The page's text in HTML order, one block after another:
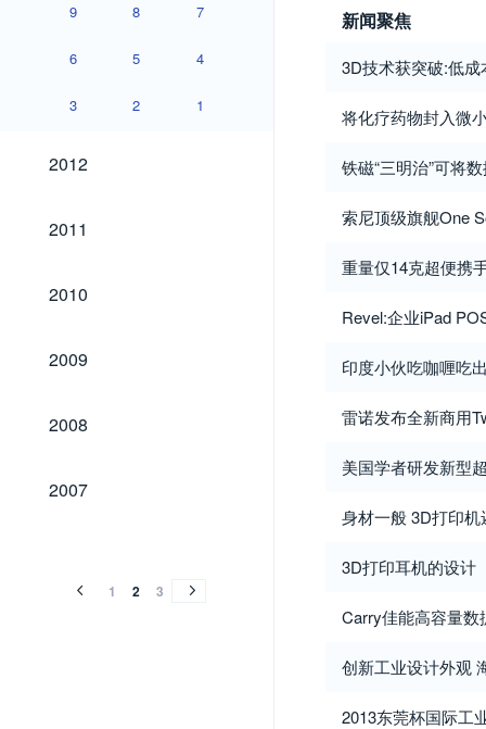
9 8 7
6 5 4
3 2 1
2012
2012
2011
2011
2010
2010
2009
2009
2008
2008
2007
2007
1 2 3
新闻聚焦
3D技术获突破:低
将化疗药物封入微
铁磁“三明治”可将
索尼顶级旗舰One
重量仅14克超便携
Revel:企业iPad
印度小伙吃咖喱吃
雷诺发布全新商用
美国学者研发新型
身材一般 3D打印
3D打印耳机的设计
Carry佳能高容量数
创新工业设计外观
2013东莞杯国际